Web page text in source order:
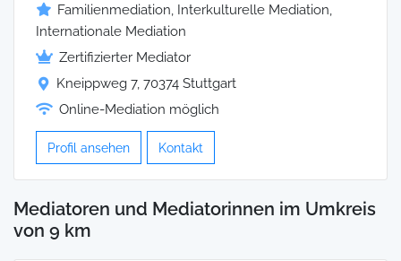
Familienmediation, Interkulturelle Mediation,
Internationale Mediation
Zertifizierter Mediator
Kneippweg 7, 70374 Stuttgart
Online-Mediation möglich
Profil ansehen Kontakt
Mediatoren und Mediatorinnen im Umkreis
von 9 km